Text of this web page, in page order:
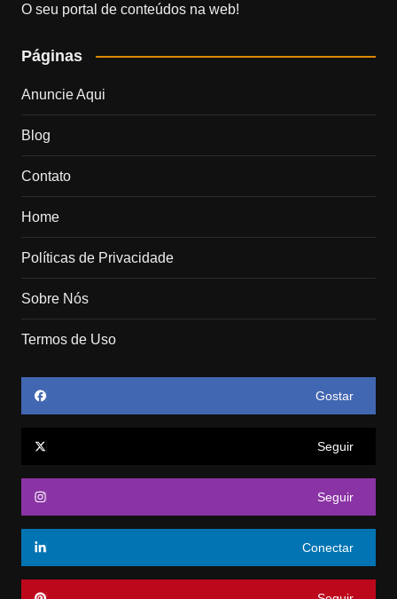
O seu portal de conteúdos na web!
Páginas
Anuncie Aqui
Blog
Contato
Home
Políticas de Privacidade
Sobre Nós
Termos de Uso
Gostar
Seguir
Seguir
Conectar